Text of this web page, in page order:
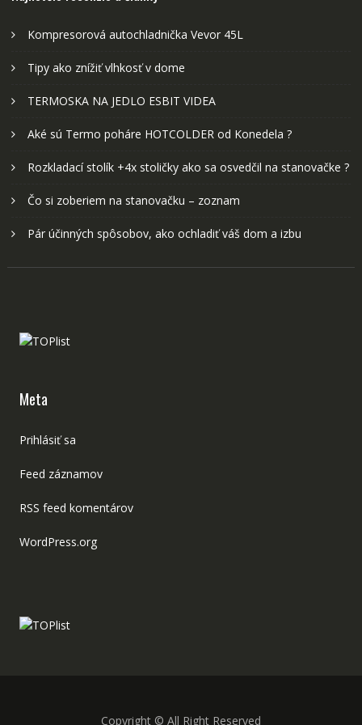
Kompresorová autochladnička Vevor 45L
Tipy ako znížiť vlhkosť v dome
TERMOSKA NA JEDLO ESBIT VIDEA
Aké sú Termo poháre HOTCOLDER od Konedela ?
Rozkladací stolík +4x stoličky ako sa osvedčil na stanovačke ?
Čo si zoberiem na stanovačku – zoznam
Pár účinných spôsobov, ako ochladiť váš dom a izbu
Meta
Prihlásiť sa
Feed záznamov
RSS feed komentárov
WordPress.org
Copyright © All Right Reserved